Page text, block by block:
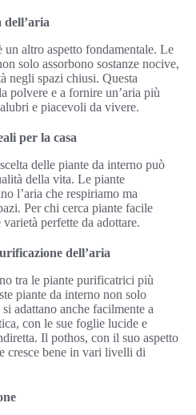
altro aspetto fondamentale. Le
solo assorbono sostanze nocive,
negli spazi chiusi. Questa
polvere e a fornire un’aria più
e piacevoli da vivere.
per la casa
delle piante da interno può
della vita. Le piante
l’aria che respiriamo ma
Per chi cerca piante facile
perfette da adottare.
dell’aria
tra le piante purificatrici più
piante da interno non solo
adattano anche facilmente a
con le sue foglie lucide e
Il pothos, con il suo aspetto
cresce bene in vari livelli di